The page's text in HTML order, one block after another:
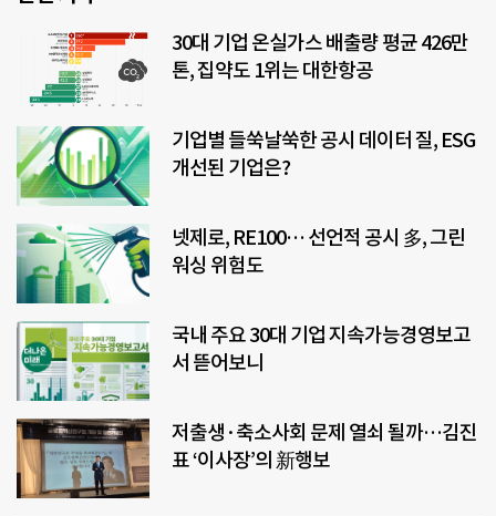
30대 기업 온실가스 배출량 평균 426만
톤, 집약도 1위는 대한항공
기업별 들쑥날쑥한 공시 데이터 질, ESG
개선된 기업은?
넷제로, RE100… 선언적 공시 多, 그린
워싱 위험도
국내 주요 30대 기업 지속가능경영보고
서 뜯어보니
저출생·축소사회 문제 열쇠 될까…김진
표 ‘이사장’의 新행보